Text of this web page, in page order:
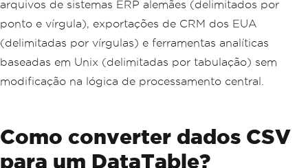
arquivos de sistemas ERP alemães (delimitados por
ponto e vírgula), exportações de CRM dos EUA
(delimitadas por vírgulas) e ferramentas analíticas
baseadas em Unix (delimitadas por tabulação) sem
modificação na lógica de processamento central.
Como converter dados CSV
para um DataTable?